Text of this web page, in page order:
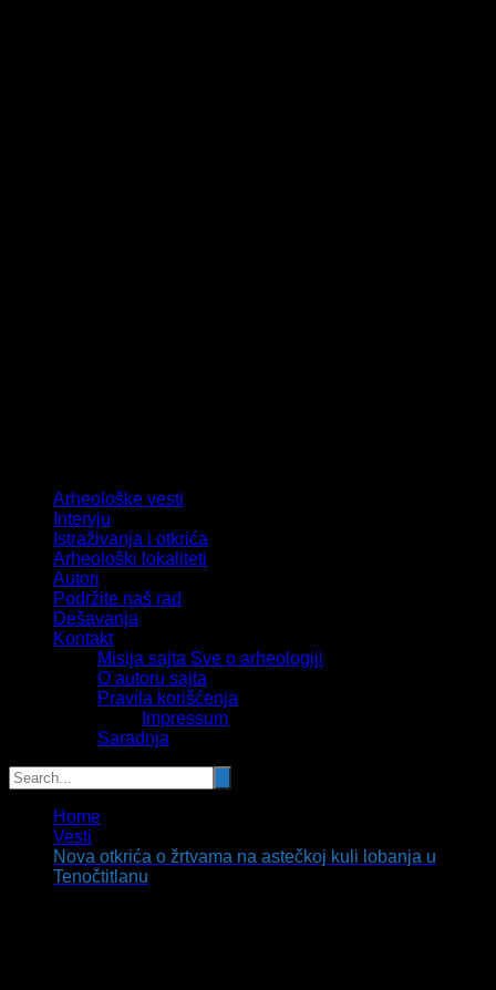
Arheološke vesti
Intervju
Istraživanja i otkrića
Arheološki lokaliteti
Autori
Podržite naš rad
Dešavanja
Kontakt
Misija sajta Sve o arheologiji
O autoru sajta
Pravila korišćenja
Impressum
Saradnja
Home
Vesti
Nova otkrića o žrtvama na astečkoj kuli lobanja u
Tenočtitlanu